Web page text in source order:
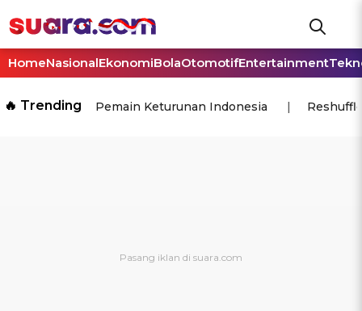
HomeNasionalEkonomiBolaOtomotifEntertainment
🔥 Trending Pemain Keturunan Indonesia